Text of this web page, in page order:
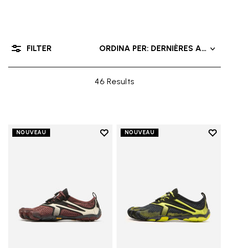
46 Results
ORDINA PER: DERNIÈRES
FILTER
NOUVEAU
Add to wishlist
NOUVEAU
Add